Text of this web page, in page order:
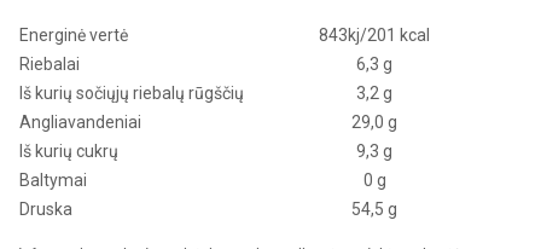
Energinė vertė
843kj/201 kcal
Riebalai
6,3 g
Iš kurių sočiųjų riebalų rūgščių
3,2 g
Angliavandeniai
29,0 g
Iš kurių cukrų
9,3 g
Baltymai
0 g
Druska
54,5 g